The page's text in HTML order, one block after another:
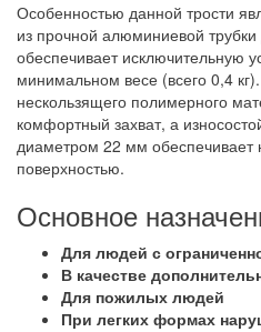
Особенностью данной трости
из прочной алюминиевой
обеспечивает исключительную
минимальном весе (всего 0,4
нескользящего полимерного
комфортный захват, а
диаметром 22 мм обеспечивает
поверхностью.
Основное
Для людей с
В качестве
Для пожилых людей
При легких формах